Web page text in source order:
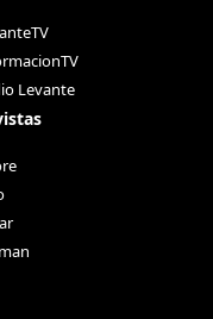
Levante